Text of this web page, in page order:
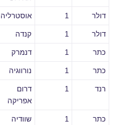
דולר 1 אוסטרליה
דולר 1 קנדה
כתר 1 דנמרק
כתר 1 נורווגיה
רנד 1
דרום
אפריקה
כתר 1 שוודיה